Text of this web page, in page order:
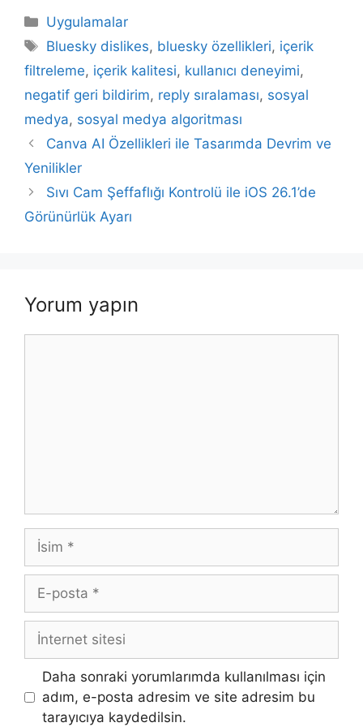
Kategoriler
Uygulamalar
Etiketler
Bluesky dislikes, bluesky özellikleri, içerik
filtreleme, içerik kalitesi, kullanıcı deneyimi,
negatif geri bildirim, reply sıralaması, sosyal
medya, sosyal medya algoritması
Yazı
dolaşımı
Canva AI Özellikleri ile Tasarımda Devrim ve
Yenilikler
Sıvı Cam Şeffaflığı Kontrolü ile iOS 26.1’de
Görünürlük Ayarı
Yorum yapın
İsim
posta
İnternet
sitesi
Daha sonraki yorumlarımda kullanılması için
adım, e-posta adresim ve site adresim bu
tarayıcıya kaydedilsin.